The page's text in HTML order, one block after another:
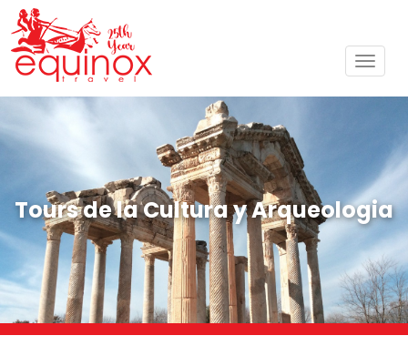
Tours de la Cultura y Arqueologia